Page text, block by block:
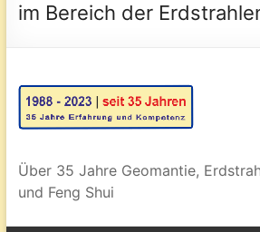
im Bereich der
Über 35 Jahre Geomantie,
und Feng Shui